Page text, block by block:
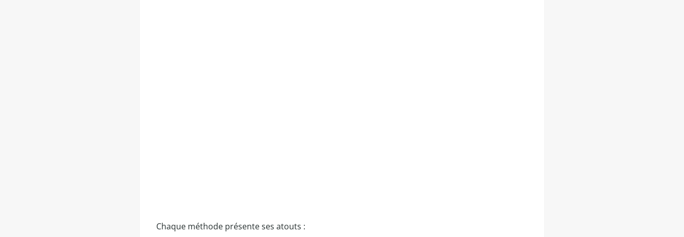
Chaque méthode présente ses atouts :